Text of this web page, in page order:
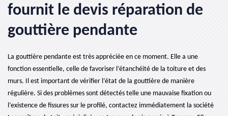
fournit le devis réparation de
gouttière pendante
La gouttière pendante est très appréciée en ce moment. Elle a une
fonction essentielle, celle de favoriser l’étanchéité de la toiture et des
murs. Il est important de vérifier l’état de la gouttière de manière
régulière. Si des problèmes sont détectés telle une mauvaise fixation ou
l’existence de fissures sur le profilé, contactez immédiatement la société